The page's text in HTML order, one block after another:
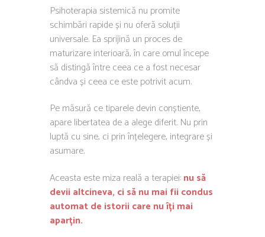
Psihoterapia sistemică nu promite
schimbări rapide și nu oferă soluții
universale. Ea sprijină un proces de
maturizare interioară, în care omul începe
să distingă între ceea ce a fost necesar
cândva și ceea ce este potrivit acum.
Pe măsură ce tiparele devin conștiente,
apare libertatea de a alege diferit. Nu prin
luptă cu sine, ci prin înțelegere, integrare și
asumare.
Aceasta este miza reală a terapiei:nu să
devii altcineva, ci să nu mai fii condus
automat de istorii care nu îți mai
aparțin.